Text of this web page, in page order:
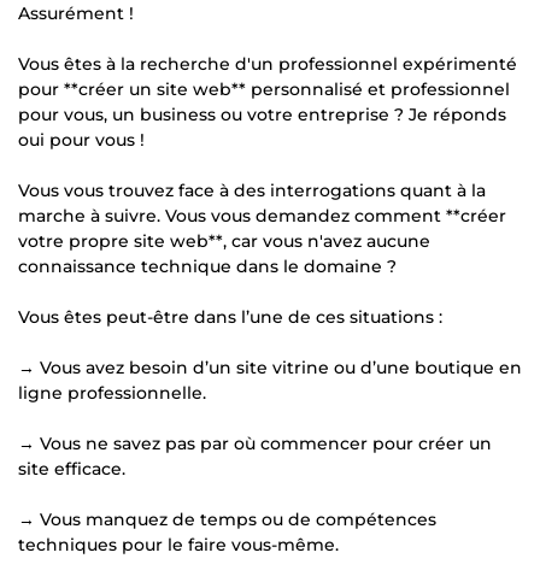
Assurément !
Vous êtes à la recherche d'un professionnel expérimenté
pour **créer un site web** personnalisé et professionnel
pour vous, un business ou votre entreprise ? Je réponds
oui pour vous !
Vous vous trouvez face à des interrogations quant à la
marche à suivre. Vous vous demandez comment **créer
votre propre site web**, car vous n'avez aucune
connaissance technique dans le domaine ?
Vous êtes peut-être dans l’une de ces situations :
→ Vous avez besoin d’un site vitrine ou d’une boutique en
ligne professionnelle.
→ Vous ne savez pas par où commencer pour créer un
site efficace.
→ Vous manquez de temps ou de compétences
techniques pour le faire vous-même.